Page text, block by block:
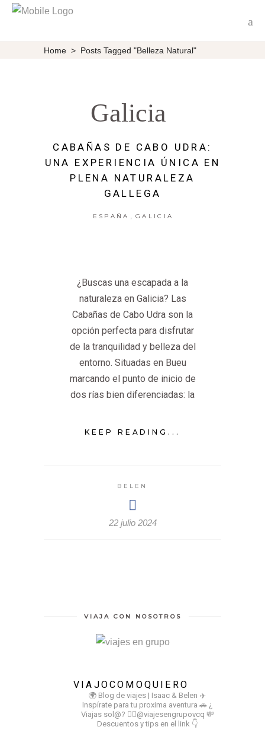
Home > Posts Tagged "Belleza Natural"
Galicia
CABAÑAS DE CABO UDRA:
UNA EXPERIENCIA ÚNICA EN
PLENA NATURALEZA
GALLEGA
ESPAÑA , GALICIA
¿Buscas una escapada a la
naturaleza en Galicia? Las
Cabañas de Cabo Udra son la
opción perfecta para disfrutar
de la tranquilidad y belleza del
entorno. Situadas en Bueu
marcando el punto de inicio de
dos rías bien diferenciadas: la
KEEP READING...
BELEN
22 julio 2024
VIAJA CON NOSOTROS
VIAJOCOMOQUIERO
🌍 Blog de viajes | Isaac & Belen ✈️
Inspírate para tu proxima aventura 🚗 ¿
Viajas sol@? 👉🏻@viajesengrupovcq 💸
Descuentos y tips en el link 👇